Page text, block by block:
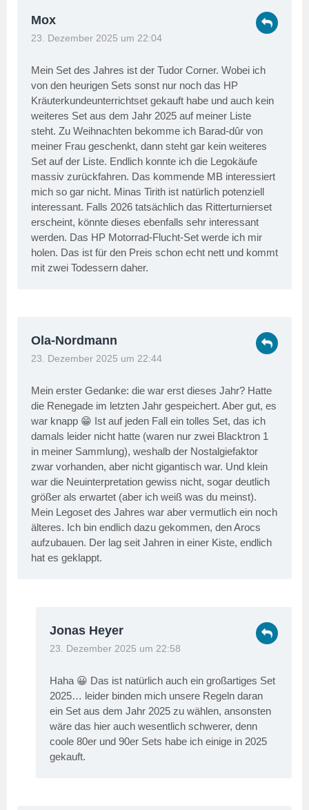
Mox
23. Dezember 2025 um 22:04
Mein Set des Jahres ist der Tudor Corner. Wobei ich
von den heurigen Sets sonst nur noch das HP
Kräuterkundeunterrichtset gekauft habe und auch kein
weiteres Set aus dem Jahr 2025 auf meiner Liste
steht. Zu Weihnachten bekomme ich Barad-dûr von
meiner Frau geschenkt, dann steht gar kein weiteres
Set auf der Liste. Endlich konnte ich die Legokäufe
massiv zurückfahren. Das kommende MB interessiert
mich so gar nicht. Minas Tirith ist natürlich potenziell
interessant. Falls 2026 tatsächlich das Ritterturnierset
erscheint, könnte dieses ebenfalls sehr interessant
werden. Das HP Motorrad-Flucht-Set werde ich mir
holen. Das ist für den Preis schon echt nett und kommt
mit zwei Todessern daher.
Ola-Nordmann
23. Dezember 2025 um 22:44
Mein erster Gedanke: die war erst dieses Jahr? Hatte
die Renegade im letzten Jahr gespeichert. Aber gut, es
war knapp 😁 Ist auf jeden Fall ein tolles Set, das ich
damals leider nicht hatte (waren nur zwei Blacktron 1
in meiner Sammlung), weshalb der Nostalgiefaktor
zwar vorhanden, aber nicht gigantisch war. Und klein
war die Neuinterpretation gewiss nicht, sogar deutlich
größer als erwartet (aber ich weiß was du meinst).
Mein Legoset des Jahres war aber vermutlich ein noch
älteres. Ich bin endlich dazu gekommen, den Arocs
aufzubauen. Der lag seit Jahren in einer Kiste, endlich
hat es geklappt.
Jonas Heyer
23. Dezember 2025 um 22:58
Haha 😀 Das ist natürlich auch ein großartiges Set
2025… leider binden mich unsere Regeln daran
ein Set aus dem Jahr 2025 zu wählen, ansonsten
wäre das hier auch wesentlich schwerer, denn
coole 80er und 90er Sets habe ich einige in 2025
gekauft.